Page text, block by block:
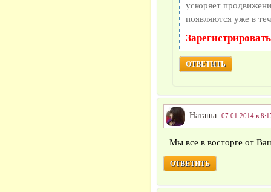
ускоряет
появляются уже в
ОТВЕТИТЬ
Наташа: 07.01.2014 в
Мы все в восторге от
ОТВЕТИТЬ